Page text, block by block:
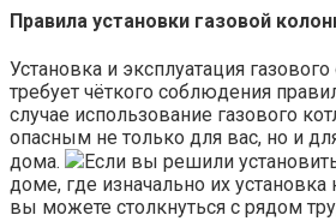
Правила установки газовой
Установка и эксплуатация
требует чёткого соблюдения
случае использование газового
опасным не только для вас, но и
дома.
Если вы решили
доме, где изначально их установка
вы можете столкнуться с рядом